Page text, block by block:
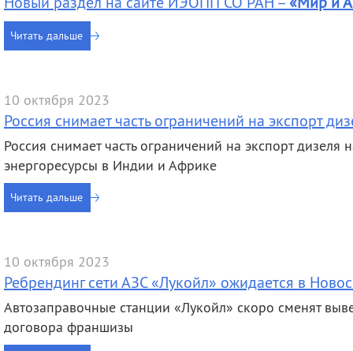
Читать дальше
10 октября 2023
Россия снимает часть ограничений на экспорт
Россия снимает часть ограничений на экспорт дизеля
энергоресурсы в Индии и Африке
Читать дальше
10 октября 2023
Ребрендинг сети АЗС «Лукойл» ожидается в
Автозаправочные станции «Лукойл» скоро сменят
договора франшизы